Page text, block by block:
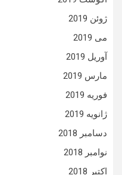
ژوئن 2019
می 2019
آوریل 2019
مارس 2019
فوریه 2019
ژانویه 2019
دسامبر 2018
نوامبر 2018
اکتبر 2018